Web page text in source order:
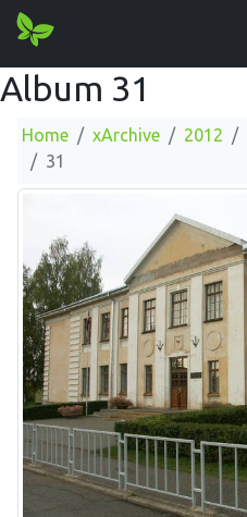
Album 31
Home xArchive 2012
31